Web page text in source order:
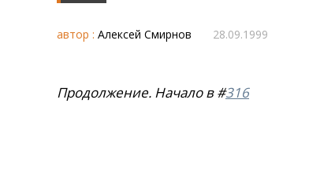
автор : Алексей Смирнов 28.09.1999
Продолжение. Начало в #316